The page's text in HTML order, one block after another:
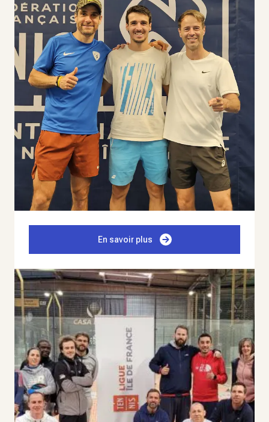
En savoir plus